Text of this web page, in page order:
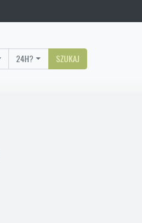
24H? SZUKAJ